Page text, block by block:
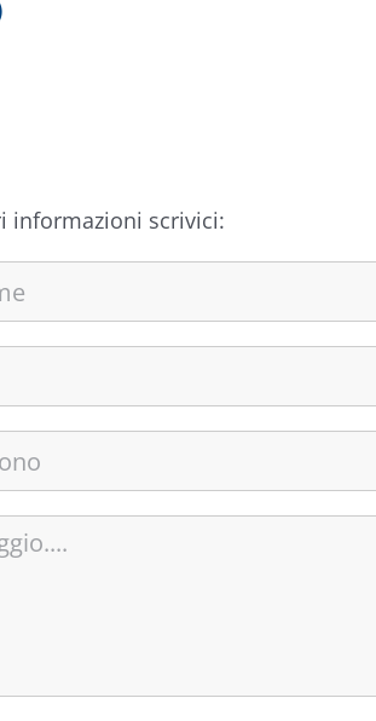
informazioni scrivici: